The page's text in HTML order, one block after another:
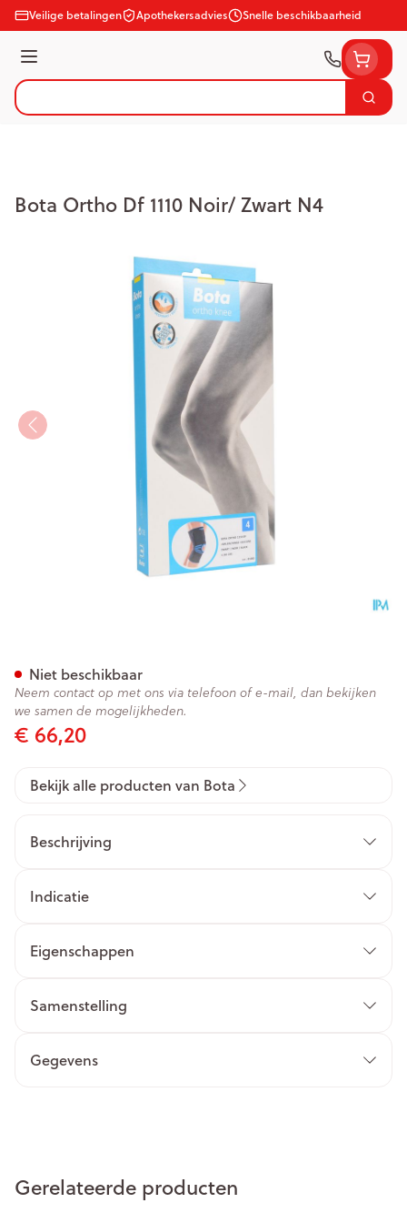
Ga naar de inhoud
Veilige betalingen Apothekersadvies Snelle beschikbaarheid
Menu
Product, merk, categorie...
Zoek
Bota Ortho Df 1110 Noir/ Zwart N4
€ 66,20
Niet beschikbaar
Neem contact op met ons via telefoon of e-mail, dan bekijken
we samen de mogelijkheden.
Bekijk alle producten van Bota
Beschrijving
Indicatie
Eigenschappen
Samenstelling
Gegevens
Gerelateerde producten